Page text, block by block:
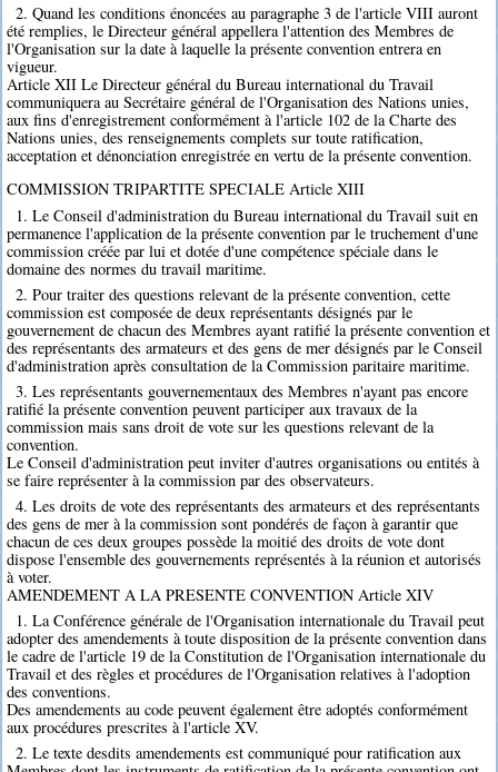
2. Quand les conditions énoncées au paragraphe 3 de l'article VIII auront
été remplies, le Directeur général appellera l'attention des Membres de
l'Organisation sur la date à laquelle la présente convention entrera en
vigueur.
Article XII Le Directeur général du Bureau international du Travail
communiquera au Secrétaire général de l'Organisation des Nations unies,
aux fins d'enregistrement conformément à l'article 102 de la Charte des
Nations unies, des renseignements complets sur toute ratification,
acceptation et dénonciation enregistrée en vertu de la présente convention.
COMMISSION TRIPARTITE SPECIALE Article XIII
1. Le Conseil d'administration du Bureau international du Travail suit en
permanence l'application de la présente convention par le truchement d'une
commission créée par lui et dotée d'une compétence spéciale dans le
domaine des normes du travail maritime.
2. Pour traiter des questions relevant de la présente convention, cette
commission est composée de deux représentants désignés par le
gouvernement de chacun des Membres ayant ratifié la présente convention et
des représentants des armateurs et des gens de mer désignés par le Conseil
d'administration après consultation de la Commission paritaire maritime.
3. Les représentants gouvernementaux des Membres n'ayant pas encore
ratifié la présente convention peuvent participer aux travaux de la
commission mais sans droit de vote sur les questions relevant de la
convention.
Le Conseil d'administration peut inviter d'autres organisations ou entités à
se faire représenter à la commission par des observateurs.
4. Les droits de vote des représentants des armateurs et des représentants
des gens de mer à la commission sont pondérés de façon à garantir que
chacun de ces deux groupes possède la moitié des droits de vote dont
dispose l'ensemble des gouvernements représentés à la réunion et autorisés
à voter.
AMENDEMENT A LA PRESENTE CONVENTION Article XIV
1. La Conférence générale de l'Organisation internationale du Travail peut
adopter des amendements à toute disposition de la présente convention dans
le cadre de l'article 19 de la Constitution de l'Organisation internationale du
Travail et des règles et procédures de l'Organisation relatives à l'adoption
des conventions.
Des amendements au code peuvent également être adoptés conformément
aux procédures prescrites à l'article XV.
2. Le texte desdits amendements est communiqué pour ratification aux